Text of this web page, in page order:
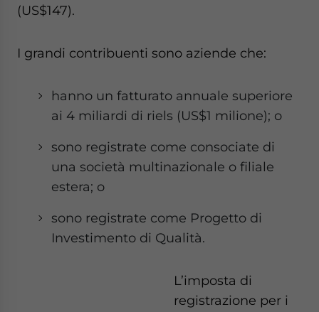
(US$147).
I grandi contribuenti sono aziende che:
hanno un fatturato annuale superiore
ai 4 miliardi di riels (US$1 milione); o
sono registrate come consociate di
una società multinazionale o filiale
estera; o
sono registrate come Progetto di
Investimento di Qualità.
L’imposta di
registrazione per i